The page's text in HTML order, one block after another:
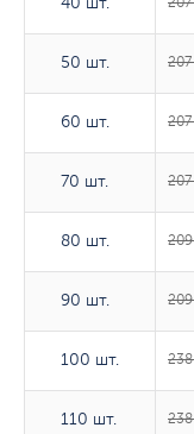
50 шт.
60 шт.
70 шт.
80 шт.
90 шт.
100 шт.
110 шт.
50 шт. 207
60 шт. 207
70 шт. 207
80 шт.
90 шт.
100 шт.
110 шт.